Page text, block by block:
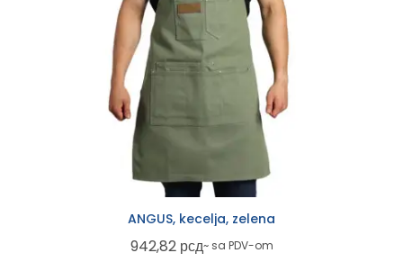
ANGUS, kecelja, zelena
942,82 рсд~ sa PDV-om